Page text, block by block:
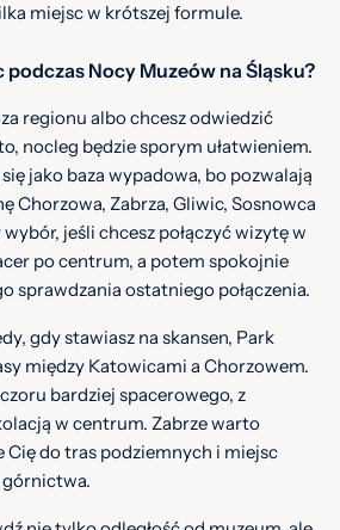
miejsc w krótszej formule.
podczas Nocy Muzeów na Śląsku?
regionu albo chcesz odwiedzić
nocleg będzie sporym ułatwieniem.
jako baza wypadowa, bo pozwalają
Chorzowa, Zabrza, Gliwic, Sosnowca
jeśli chcesz połączyć wizytę w
po centrum, a potem spokojnie
sprawdzania ostatniego połączenia.
gdy stawiasz na skansen, Park
między Katowicami a Chorzowem.
bardziej spacerowego, z
w centrum. Zabrze warto
Cię do tras podziemnych i miejsc